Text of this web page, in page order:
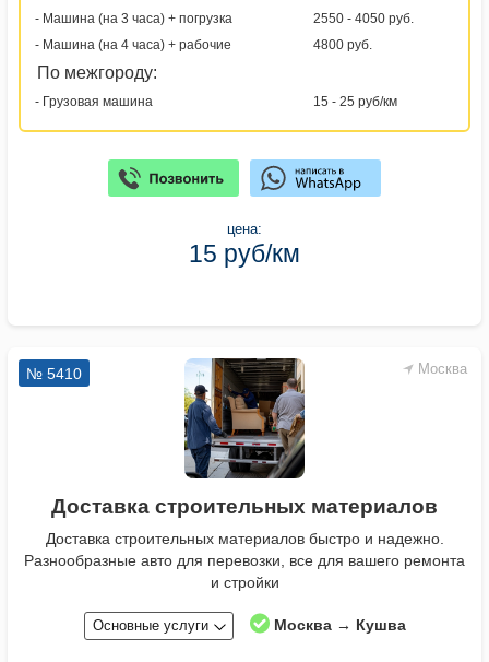
- Машина (на 3 часа) + погрузка
2550 - 4050 руб.
- Машина (на 4 часа) + рабочие
4800 руб.
По межгороду:
- Грузовая машина 15 - 25 руб/км
цена:
15 руб/км
Москва
№ 5410
Доставка строительных материалов
Доставка строительных материалов быстро и надежно.
Разнообразные авто для перевозки, все для вашего ремонта
и стройки
Основные услуги Москва → Кушва